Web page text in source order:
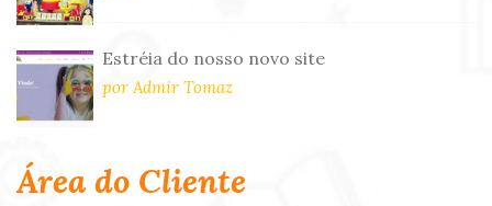
Estréia do nosso novo site
por Admir Tomaz
Área do Cliente